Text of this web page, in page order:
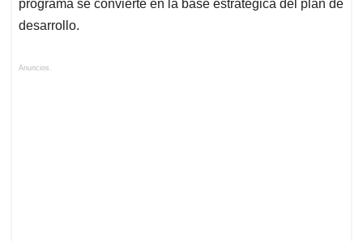
programa se convierte en la base estratégica del plan de
desarrollo.
Anuncios.